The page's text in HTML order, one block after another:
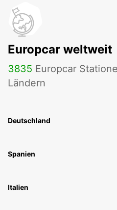
Europcar weltweit
3835 Europcar
Ländern
Deutschland
Spanien
Italien